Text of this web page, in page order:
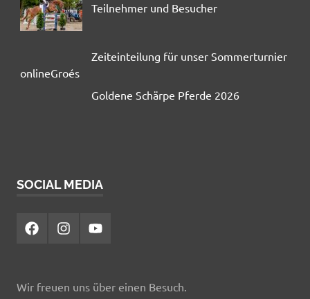
Teilnehmer und Besucher
Zeiteinteilung für unser Sommerturnier
onlineGroés
Goldene Schärpe Pferde 2026
SOCIAL MEDIA
FacebookInstagramYouTube
Wir freuen uns über einen Besuch.